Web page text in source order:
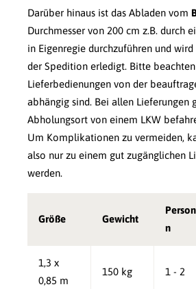
Darüber hinaus ist das Abladen vom
Durchmesser von 200 cm z.B. durch
in Eigenregie durchzuführen und
der Spedition erledigt. Bitte beachten
Lieferbedienungen von der
abhängig sind. Bei allen Lieferungen
Abholungsort von einem LKW
Um Komplikationen zu vermeiden,
also nur zu einem gut zugänglichen
werden.
Größe Gewicht
n
1,3 x
0,85 m
150 kg 1 - 2